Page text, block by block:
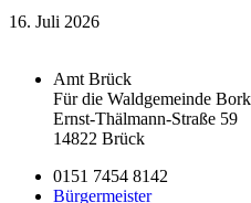
16. Juli 2026
Amt Brück
Für die Waldgemeinde
Ernst-Thälmann-Straße 59
14822 Brück
0151 7454 8142
Bürgermeister